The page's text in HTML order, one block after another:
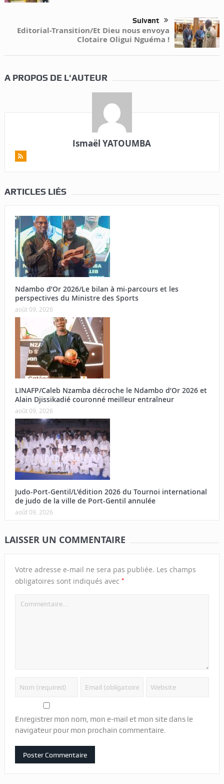
Suivant
Editorial-Transition/Et Dieu nous envoya
Clotaire Oligui Nguéma !
A PROPOS DE L'AUTEUR
Ismaël YATOUMBA
ARTICLES LIÉS
Ndambo d’Or 2026/Le bilan à mi-parcours et les
perspectives du Ministre des Sports
août 09, 2026
LINAFP/Caleb Nzamba décroche le Ndambo d’Or 2026 et
Alain Djissikadié couronné meilleur entraîneur
août 09, 2026
Judo-Port-Gentil/L’édition 2026 du Tournoi international
de judo de la ville de Port-Gentil annulée
août 09, 2026
LAISSER UN COMMENTAIRE
Votre adresse e-mail ne sera pas publiée. Les champs
obligatoires sont indiqués avec *
Enregistrer mon nom, mon e-mail et mon site dans le
navigateur pour mon prochain commentaire.